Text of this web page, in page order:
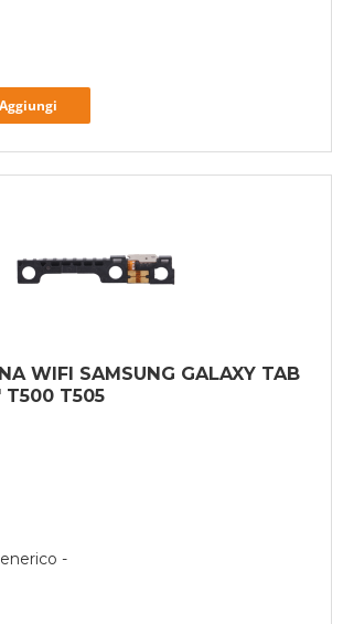
WIFI SAMSUNG GALAXY TAB
T500 T505
-